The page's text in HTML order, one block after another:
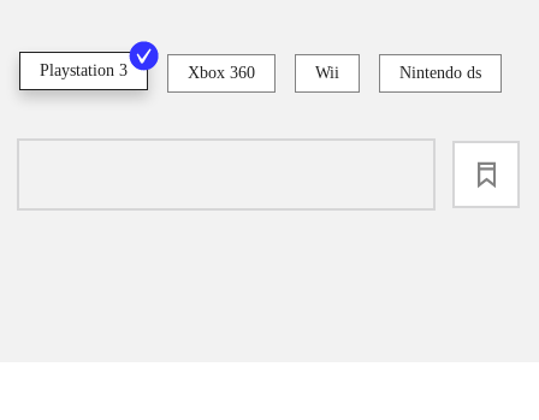
Playstation 3 Xbox 360 Wii Nintendo ds